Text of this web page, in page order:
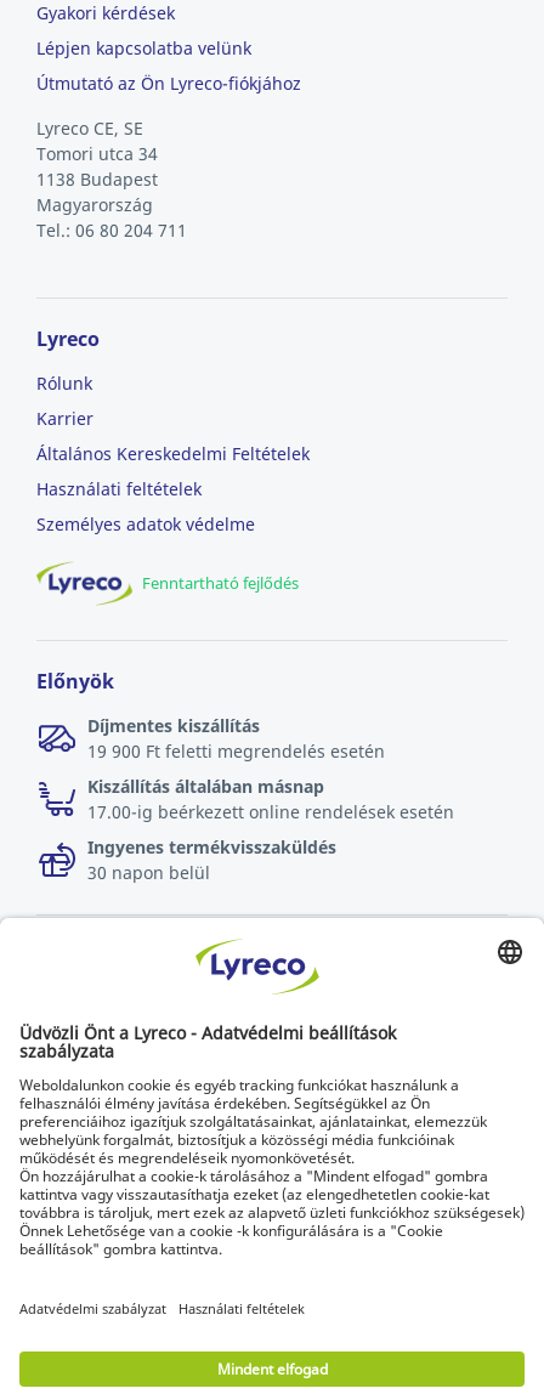
Gyakori kérdések
Lépjen kapcsolatba velünk
Útmutató az Ön Lyreco-fiókjához
Lyreco CE, SE
Tomori utca 34
1138 Budapest
Magyarország
Tel.: 06 80 204 711
Lyreco
Rólunk
Karrier
Általános Kereskedelmi Feltételek
Használati feltételek
Személyes adatok védelme
Fenntartható fejlődés
Előnyök
Díjmentes kiszállítás
19 900 Ft feletti megrendelés esetén
Kiszállítás általában másnap
17.00-ig beérkezett online rendelések esetén
Ingyenes termékvisszaküldés
30 napon belül
A munkahelyek szakértője
A legfrissebb hírek és szakértői tanácsok
Fedezze fel a Lyreco megoldásait a zöldebb munkahelyek
érdekében
© Lyreco 2026 | Kizárólag vállalatoknak és
vállalkozóknak szállítunk. Az árak ÁFA nélkül értendők.
A fogyasztók elállási joga nem érvényesíthető.
dokumentumok|Digitális hozzáférhetőségi
nyilatkozat|Használati feltételek|Személyes
adatok védelme|Adatvédelmi beállítások